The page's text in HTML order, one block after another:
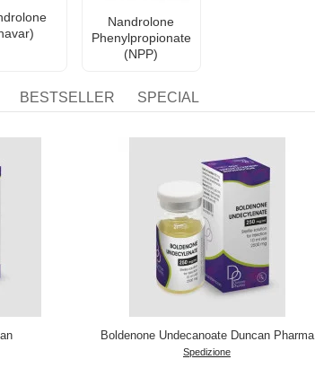
Nandrolone
Phenylpropionate
(NPP)
BESTSELLER SPECIAL
Boldenone Undecanoate Duncan Pharma
Spedizione